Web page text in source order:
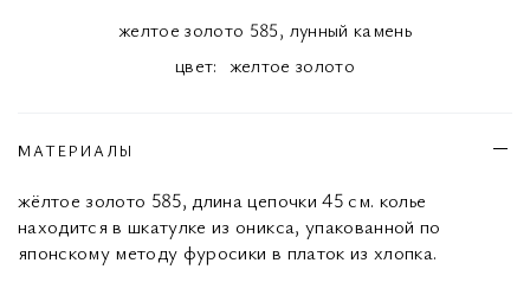
желтое золото 585, лунный камень
цвет: желтое золото
МАТЕРИАЛЫ
жёлтое золото 585, длина цепочки 45 см. колье
находится в шкатулке из оникса, упакованной по
японскому методу фуросики в платок из хлопка.